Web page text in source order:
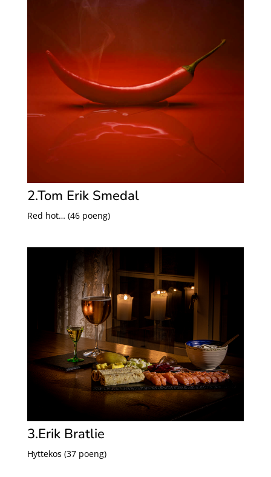
2.Tom Erik Smedal
Red hot… (46 poeng)
3.Erik Bratlie
Hyttekos (37 poeng)